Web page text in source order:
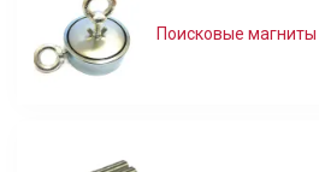
Поисковые магниты